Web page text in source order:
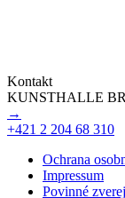
Kontakt
KUNSTHALLE
→
+421 2 204 68 310
Ochrana
Impressum
Povinné